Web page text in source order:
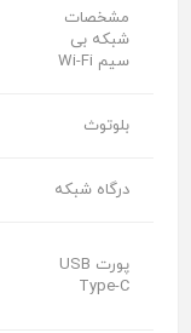
مشخصات
شبکه بی
سیم Wi-Fi
بلوتوث
درگاه شبکه
پورت USB
Type-C